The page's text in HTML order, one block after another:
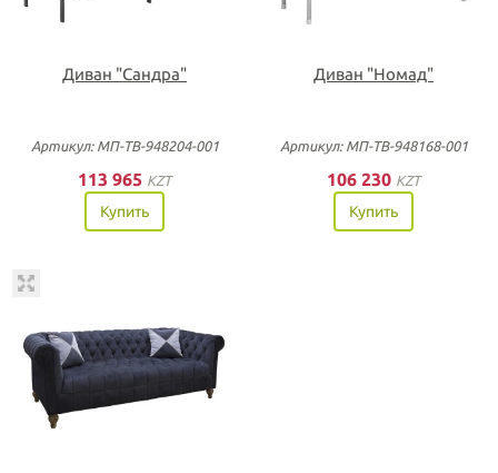
Диван "Сандра"
Артикул: МП-ТВ-948204-001
113 965 KZT
Купить
Диван "Номад"
Артикул: МП-ТВ-948168-001
106 230 KZT
Купить